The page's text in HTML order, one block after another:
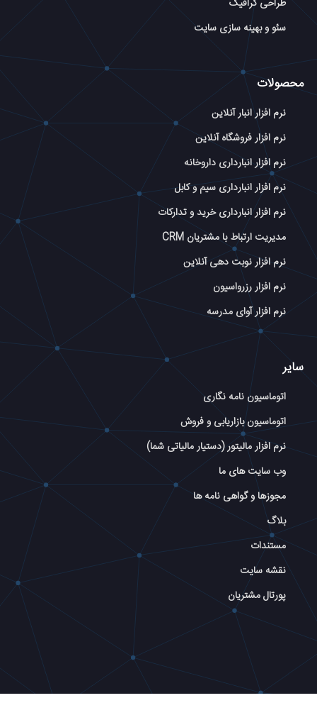
سئو و بهینه سازی سایت
محصولات
نرم افزار انبار آنلاین
نرم افزار فروشگاه آنلاین
نرم افزار انبارداری داروخانه
نرم افزار انبارداری سیم و کابل
نرم افزار انبارداری خرید و تدارکات
مدیریت ارتباط با مشتریان CRM
نرم افزار نوبت دهی آنلاین
نرم افزار رزرواسیون
نرم افزار آوای مدرسه
سایر
اتوماسیون نامه نگاری
اتوماسیون بازاریابی و فروش
نرم افزار مالیتور (دستیار مالیاتی شما)
وب سایت های ما
مجوزها و گواهی نامه ها
بلاگ
مستندات
نقشه سایت
پورتال مشتریان